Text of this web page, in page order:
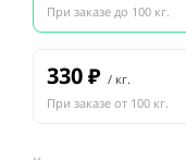
При заказе до 100 кг.
330₽ / кг.
При заказе от 100 кг.